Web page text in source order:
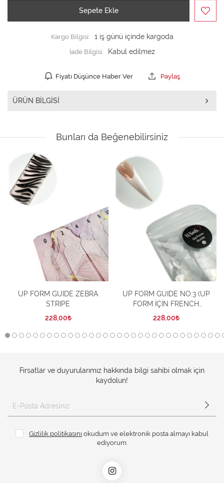
Sepete Ekle
Kargo Bilgisi:
1 iş günü içinde kargoda
İade Bilgisi:
Fiyatı Düşünce Haber Ver Paylaş
ÜRÜN BILGISI
Bunları da Beğenebilirsiniz
UP FORM GUIDE ZEBRA
STRIPE
228,00
UP FORM GUIDE NO:3 (UP
FORM İÇİN FRENCH
ŞABLONU 72 ADET)
228,00
Fırsatlar ve duyurularımız hakkında bilgi sahibi olmak için
kaydolun!
Gizlilik politikasını okudum ve elektronik posta almayı kabul
ediyorum.